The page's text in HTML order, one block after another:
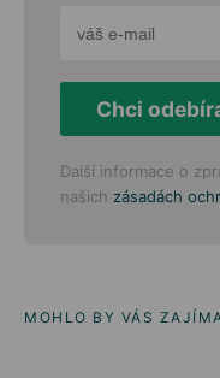
Chci
Další informace o
našich zásadách
MOHLO BY VÁS